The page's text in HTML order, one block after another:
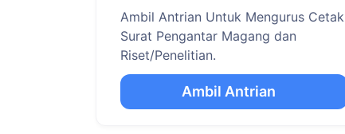
Ambil Antrian Untuk Mengurus Cetak
Surat Pengantar Magang dan
Riset/Penelitian.
Ambil Antrian